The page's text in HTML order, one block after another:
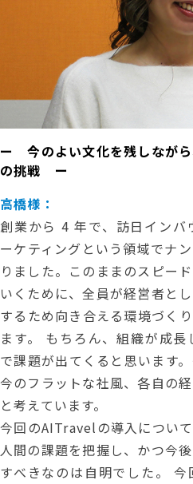
ー 今のよい文化を残しなが
の挑戦 ー
高橋様：
創業から 4 年で、訪日イン
ーケティングという領域でナ
りました。このままのスピー
いくために、全員が経営者と
するため向き合える環境づく
ます。 もちろん、組織が成
で課題が出てくると思います
今のフラットな社風、各自の
と考えています。
今回のAITravelの導入につい
人間の課題を把握し、かつ今
すべきなのは自明でした。